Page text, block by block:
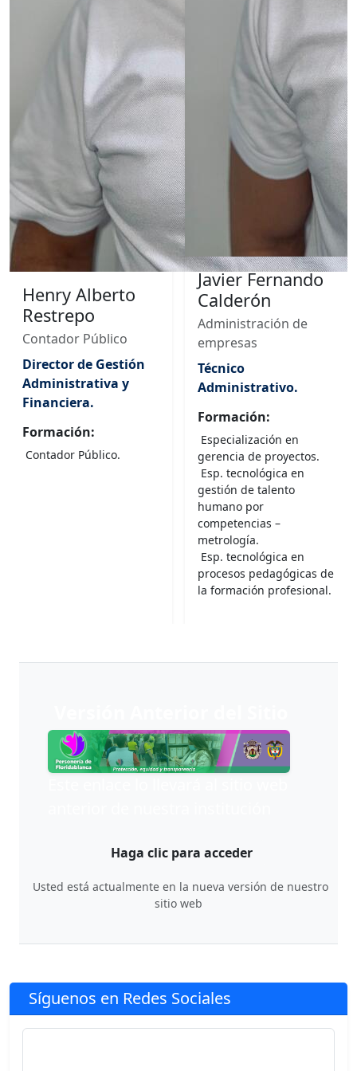
Henry Alberto
Restrepo
Contador Público
Director de Gestión
Administrativa y
Financiera.
Formación:
Contador Público.
Javier Fernando
Calderón
Administración de
empresas
Técnico
Administrativo.
Formación:
Especialización en
gerencia de proyectos.
Esp. tecnológica en
gestión de talento
humano por
competencias –
metrología.
Esp. tecnológica en
procesos pedagógicas de
la formación profesional.
Haga clic para acceder
Usted está actualmente en la nueva versión de nuestro
sitio web
Síguenos en Redes Sociales